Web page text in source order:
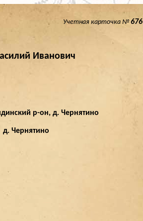
Учетная карточка №676
Иванович
р-он, д. Чернятино
д. Чернятино